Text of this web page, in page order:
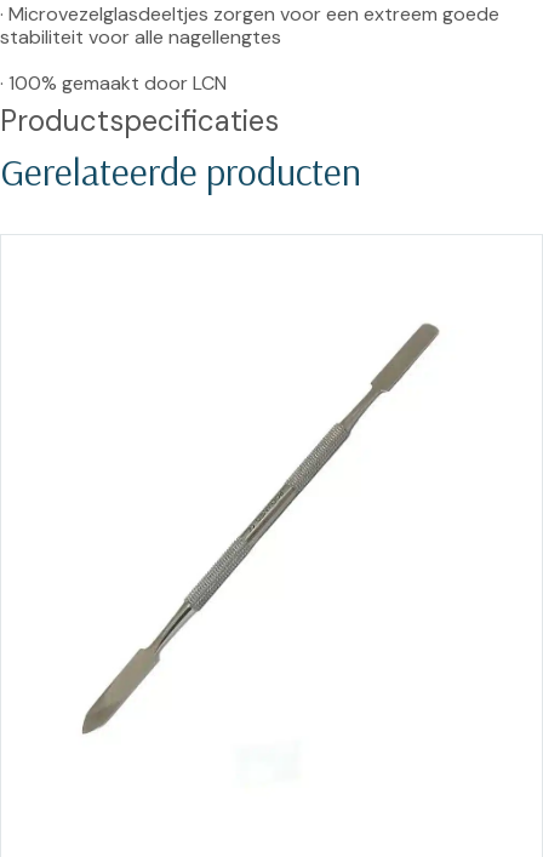
· Microvezelglasdeeltjes zorgen voor een extreem goede
stabiliteit voor alle nagellengtes
· 100% gemaakt door LCN
Productspecificaties
Gerelateerde producten